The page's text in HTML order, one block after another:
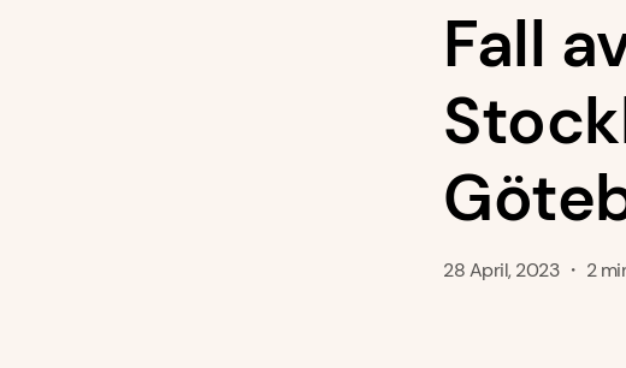
Fall
28 April, 2023 ・ 2